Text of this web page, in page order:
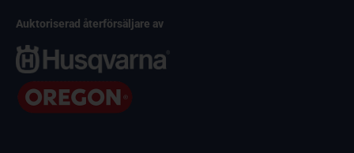
Auktoriserad återförsäljare av